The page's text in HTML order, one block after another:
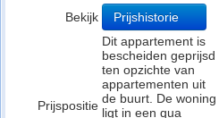
Bekijk Prijshistorie
Prijspositie
Dit appartement is
bescheiden geprijsd
ten opzichte van
appartementen uit
de buurt. De woning
ligt in een qua